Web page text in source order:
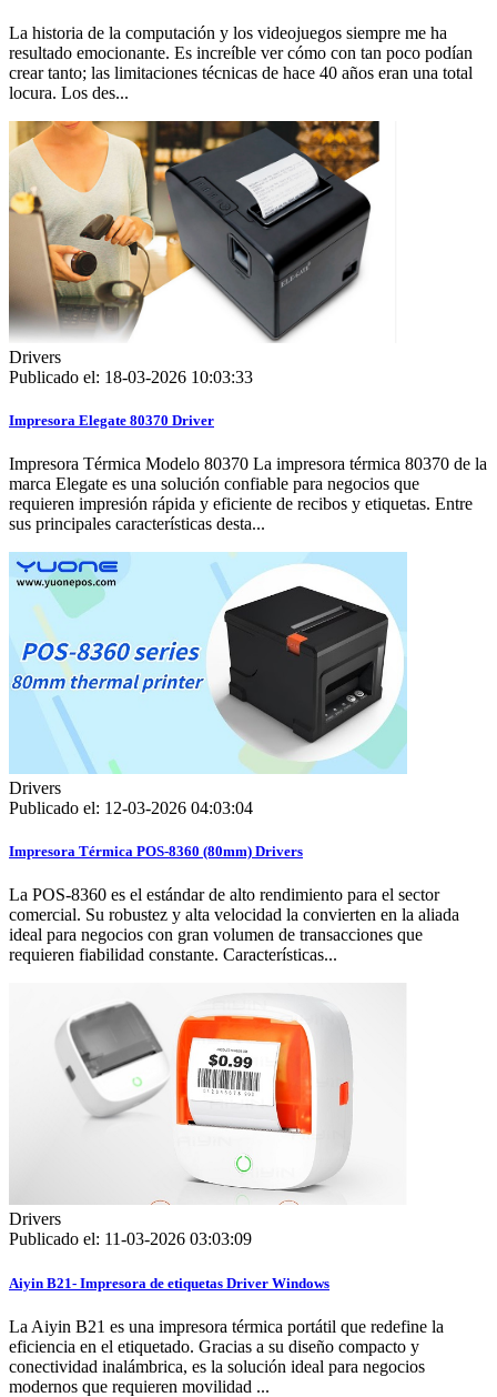
La historia de la computación y los videojuegos siempre me ha
resultado emocionante. Es increíble ver cómo con tan poco podían
crear tanto; las limitaciones técnicas de hace 40 años eran una total
locura. Los des...
Drivers
Publicado el: 18-03-2026 10:03:33
Impresora Elegate 80370 Driver
Impresora Térmica Modelo 80370 La impresora térmica 80370 de la
marca Elegate es una solución confiable para negocios que
requieren impresión rápida y eficiente de recibos y etiquetas. Entre
sus principales características desta...
Drivers
Publicado el: 12-03-2026 04:03:04
Impresora Térmica POS-8360 (80mm) Drivers
La POS-8360 es el estándar de alto rendimiento para el sector
comercial. Su robustez y alta velocidad la convierten en la aliada
ideal para negocios con gran volumen de transacciones que
requieren fiabilidad constante. Características...
Drivers
Publicado el: 11-03-2026 03:03:09
Aiyin B21- Impresora de etiquetas Driver Windows
La Aiyin B21 es una impresora térmica portátil que redefine la
eficiencia en el etiquetado. Gracias a su diseño compacto y
conectividad inalámbrica, es la solución ideal para negocios
modernos que requieren movilidad ...